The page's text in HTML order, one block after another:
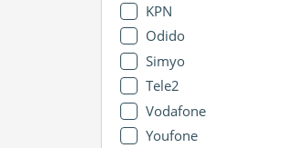
KPN
Odido
Simyo
Tele2
Vodafone
Youfone